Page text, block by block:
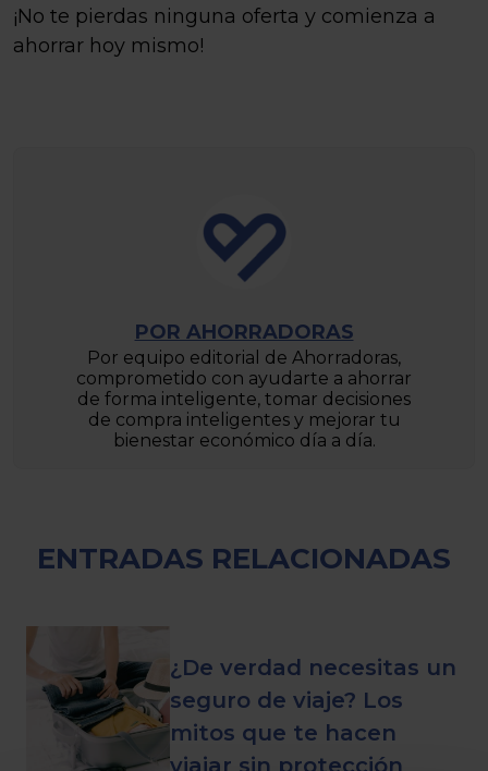
¡No te pierdas ninguna oferta y comienza a
ahorrar hoy mismo!
POR AHORRADORAS
Por equipo editorial de Ahorradoras,
comprometido con ayudarte a ahorrar
de forma inteligente, tomar decisiones
de compra inteligentes y mejorar tu
bienestar económico día a día.
ENTRADAS RELACIONADAS
¿De verdad necesitas un
seguro de viaje? Los
mitos que te hacen
viajar sin protección